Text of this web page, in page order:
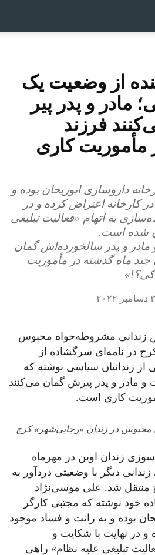
از وضعیت یک
مادر و پدر پیر
فرزند
مأموریت کاری
داروسازی ابوریحان بوده و
کارخانه اعتراض کرده و در
به اتهام «فعالیت تبلیغی
شده است.
و مادر و پدر سالخورده‌اش گمان
ماه گذشته در مأموریت
کی؟!»
زندانی مشروطه‌خواه محبوس
در نامه‌ای سرگشاده از
زندانیان سیاسی نوشته که
مادر و پدر پیرش گمان می‌کنند
کاری است.
محبوس در زندان «رجایی‌شهر» کرج
زندان اوین در مهرماه
دیگر با وضعیتی دردآور به
منتقل شد. علی موسی‌نژاد
خود نوشته که مجتبی کارگر
بوده و به رانت و فساد موجود
و در نهایت با شکایت و
تبلیغی علیه نظام» راهی